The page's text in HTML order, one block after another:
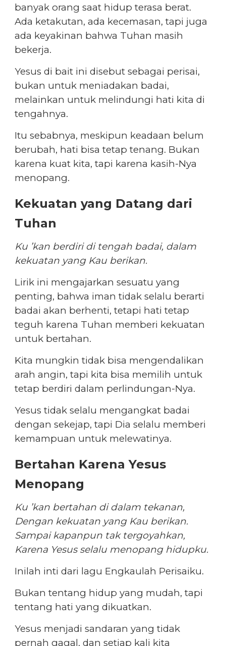
banyak orang saat hidup terasa berat.
Ada ketakutan, ada kecemasan, tapi juga
ada keyakinan bahwa Tuhan masih
bekerja.
Yesus di bait ini disebut sebagai perisai,
bukan untuk meniadakan badai,
melainkan untuk melindungi hati kita di
tengahnya.
Itu sebabnya, meskipun keadaan belum
berubah, hati bisa tetap tenang. Bukan
karena kuat kita, tapi karena kasih-Nya
menopang.
Kekuatan yang Datang dari
Tuhan
Ku ’kan berdiri di tengah badai, dalam
kekuatan yang Kau berikan.
Lirik ini mengajarkan sesuatu yang
penting, bahwa iman tidak selalu berarti
badai akan berhenti, tetapi hati tetap
teguh karena Tuhan memberi kekuatan
untuk bertahan.
Kita mungkin tidak bisa mengendalikan
arah angin, tapi kita bisa memilih untuk
tetap berdiri dalam perlindungan-Nya.
Yesus tidak selalu mengangkat badai
dengan sekejap, tapi Dia selalu memberi
kemampuan untuk melewatinya.
Bertahan Karena Yesus
Menopang
Ku ’kan bertahan di dalam tekanan,
Dengan kekuatan yang Kau berikan.
Sampai kapanpun tak tergoyahkan,
Karena Yesus selalu menopang hidupku.
Inilah inti dari lagu Engkaulah Perisaiku.
Bukan tentang hidup yang mudah, tapi
tentang hati yang dikuatkan.
Yesus menjadi sandaran yang tidak
pernah gagal, dan setiap kali kita